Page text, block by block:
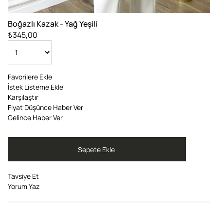
Boğazlı Kazak - Yağ Yeşili
₺345,00
Favorilere Ekle
İstek Listeme Ekle
Karşılaştır
Fiyat Düşünce Haber Ver
Gelince Haber Ver
Tavsiye Et
Yorum Yaz